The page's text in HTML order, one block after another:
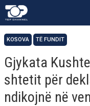
KOSOVA TË FUNDIT
Gjykata
shtetit për
ndikojnë në